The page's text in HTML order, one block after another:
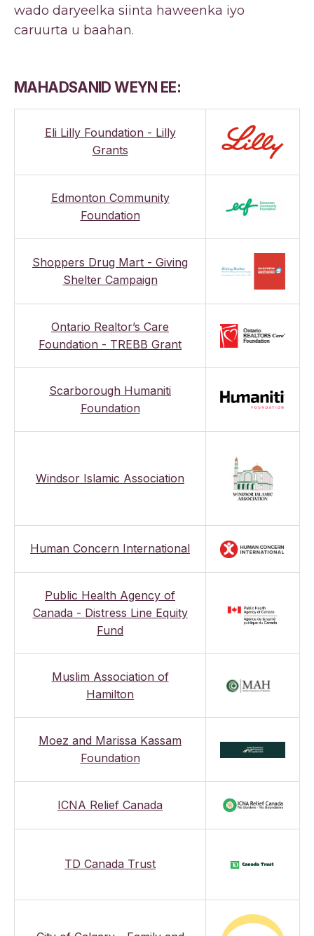
wado daryeelka siinta haweenka iyo
caruurta u baahan.
MAHADSANID WEYN EE:
Eli Lilly Foundation - Lilly
Grants
Edmonton Community
Foundation
Shoppers Drug Mart - Giving
Shelter Campaign
Ontario Realtor’s Care
Foundation - TREBB Grant
Scarborough Humaniti
Foundation
Windsor Islamic Association
Human Concern International
Public Health Agency of
Canada - Distress Line Equity
Fund
Muslim Association of
Hamilton
Moez and Marissa Kassam
Foundation
ICNA Relief Canada
TD Canada Trust